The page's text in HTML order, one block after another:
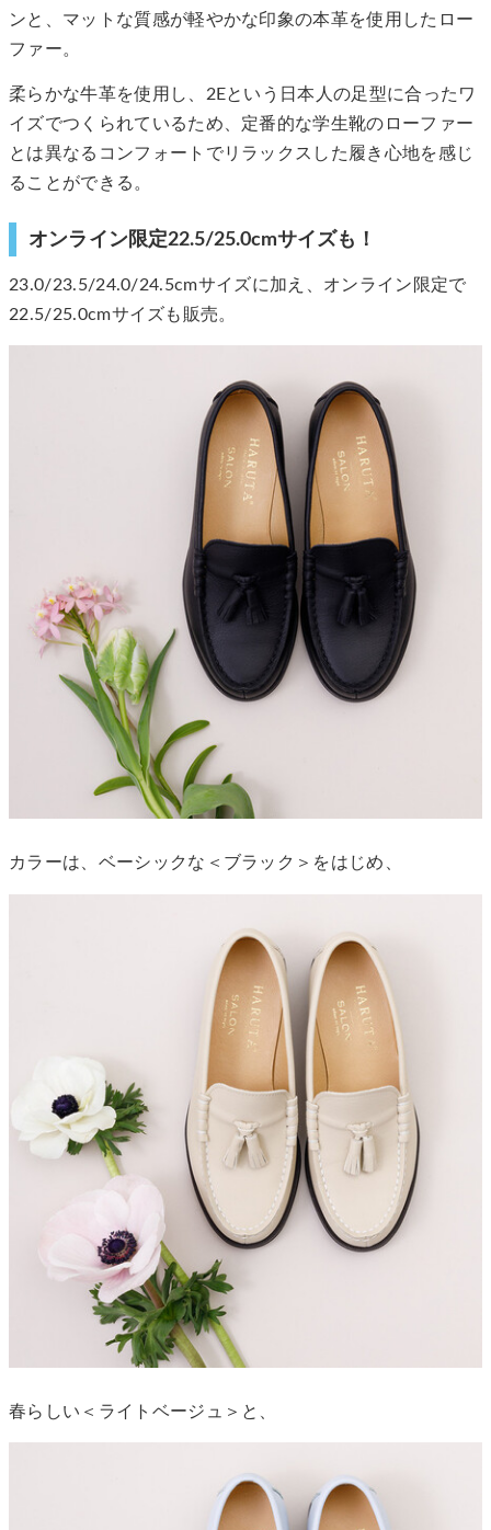
ンと、マットな質感が軽やかな印象の本革を使用したロー
ファー。
柔らかな牛革を使用し、2Eという日本人の足型に合ったワ
イズでつくられているため、定番的な学生靴のローファー
とは異なるコンフォートでリラックスした履き心地を感じ
ることができる。
オンライン限定22.5/25.0cmサイズも！
23.0/23.5/24.0/24.5cmサイズに加え、オンライン限定で
22.5/25.0cmサイズも販売。
カラーは、ベーシックな＜ブラック＞をはじめ、
春らしい＜ライトベージュ＞と、